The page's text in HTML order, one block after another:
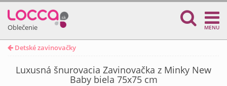
Oblečenie MENU
Detské zavinovačky
Luxusná šnurovacia Zavinovačka z Minky New
Baby biela 75x75 cm